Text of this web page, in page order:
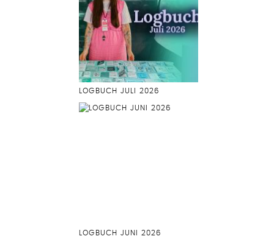
LOGBUCH JULI 2026
LOGBUCH JUNI 2026